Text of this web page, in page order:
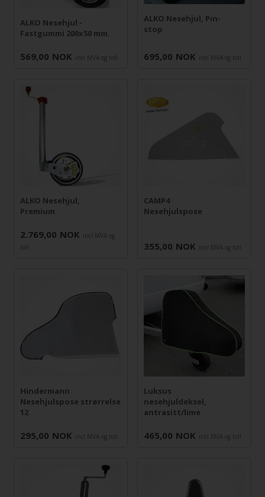
ALKO Nesehjul -
Fastgummi 200x50 mm.
569,00 NOK incl MVA og toll
ALKO Nesehjul, Pin-
stop
695,00 NOK incl MVA og toll
ALKO Nesehjul,
Premium
2.769,00 NOK
incl MVA og
toll
CAMP4
Nesehjulspose
355,00 NOK incl MVA og toll
Hindermann
Nesehjulspose strørrelse
12
295,00 NOK incl MVA og toll
Luksus
nesehjuldeksel,
antrasitt/lime
465,00 NOK incl MVA og toll